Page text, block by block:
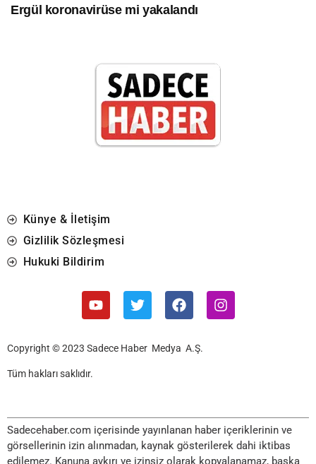
Ergül koronavirüse mi yakalandı
Künye & İletişim
Gizlilik Sözleşmesi
Hukuki Bildirim
Copyright © 2023 Sadece Haber Medya A.Ş.
Tüm hakları saklıdır.
Sadecehaber.com içerisinde yayınlanan haber içeriklerinin ve
görsellerinin izin alınmadan, kaynak gösterilerek dahi iktibas
edilemez. Kanuna aykırı ve izinsiz olarak kopyalanamaz, başka